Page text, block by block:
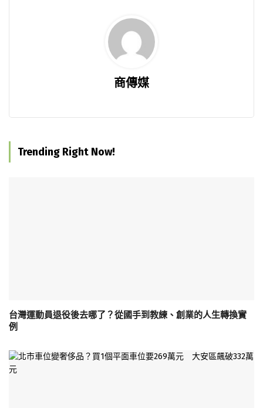
商傳媒
Trending Right Now!
台灣運動員退役後去哪了？從國手到教練、創業的人生轉換實
例